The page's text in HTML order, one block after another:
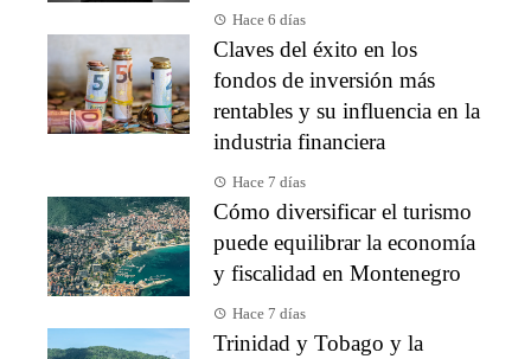
Hace 6 días
Claves del éxito en los
fondos de inversión más
rentables y su influencia en la
industria financiera
Hace 7 días
Cómo diversificar el turismo
puede equilibrar la economía
y fiscalidad en Montenegro
Hace 7 días
Trinidad y Tobago y la